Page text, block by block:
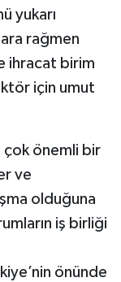
yukarı
rağmen
ihracat birim
için umut
çok önemli bir
ve
olduğuna
iş birliği
önünde